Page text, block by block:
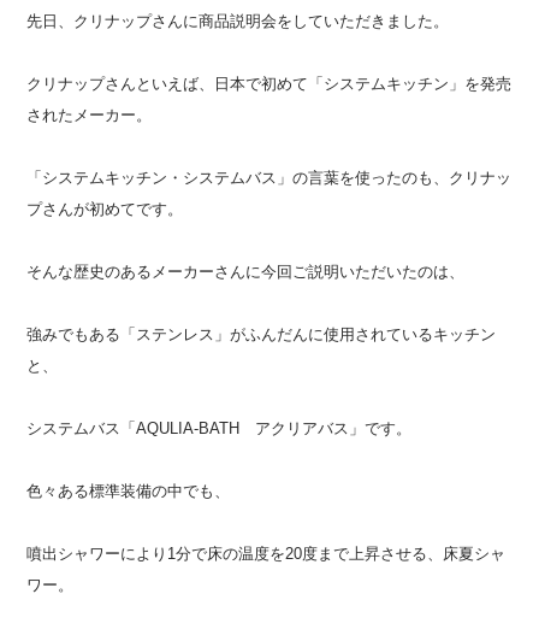
先日、クリナップさんに商品説明会をしていただきました。
クリナップさんといえば、日本で初めて「システムキッチン」を発売
されたメーカー。
「システムキッチン・システムバス」の言葉を使ったのも、クリナッ
プさんが初めてです。
そんな歴史のあるメーカーさんに今回ご説明いただいたのは、
強みでもある「ステンレス」がふんだんに使用されているキッチン
と、
システムバス「AQULIA-BATH アクリアバス」です。
色々ある標準装備の中でも、
噴出シャワーにより1分で床の温度を20度まで上昇させる、床夏シャ
ワー。